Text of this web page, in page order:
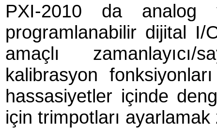
PXI-2010 da analog
programlanabilir dijital
amaçlı
kalibrasyon
hassasiyetler içinde
için trimpotları